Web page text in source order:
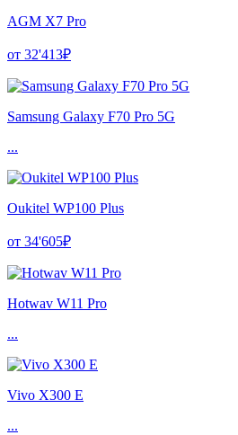
AGM X7 Pro
от 32'413₽
Samsung Galaxy F70 Pro 5G
...
Oukitel WP100 Plus
от 34'605₽
Hotwav W11 Pro
...
Vivo X300 E
...